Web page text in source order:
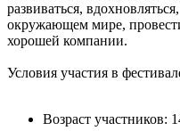
развиваться,
окружающем мире,
хорошей компании.
Условия участия в
Возраст участников: